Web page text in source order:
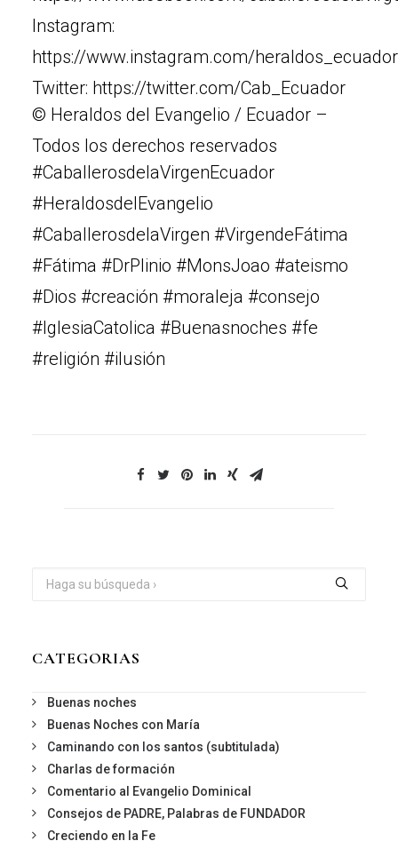
Instagram:
https://www.instagram.com/
Twitter: https://twitter.com/Cab_Ecuador
© Heraldos del Evangelio / Ecuador –
Todos los derechos reservados
#CaballerosdelaVirgenEcuador
#HeraldosdelEvangelio
#CaballerosdelaVirgen #VirgendeFátima
#Fátima #DrPlinio #MonsJoao #ateismo
#Dios #creación #moraleja #consejo
#IglesiaCatolica #Buenasnoches #fe
#religión #ilusión
CATEGORIAS
Buenas noches
Buenas Noches con María
Caminando con los santos (subtitulada)
Charlas de formación
Comentario al Evangelio Dominical
Consejos de PADRE, Palabras de FUNDADOR
Creciendo en la Fe